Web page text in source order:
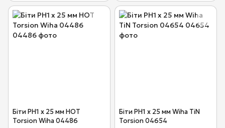
Біти PH1 x 25 мм HOT
Torsion Wiha 04486
Біти PH1 x 25 мм Wiha TiN
Torsion 04654